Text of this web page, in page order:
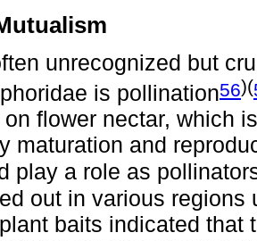
unrecognized but
is pollination56)(
on flower nectar, which
maturation and
play a role as
out in various
baits indicated that